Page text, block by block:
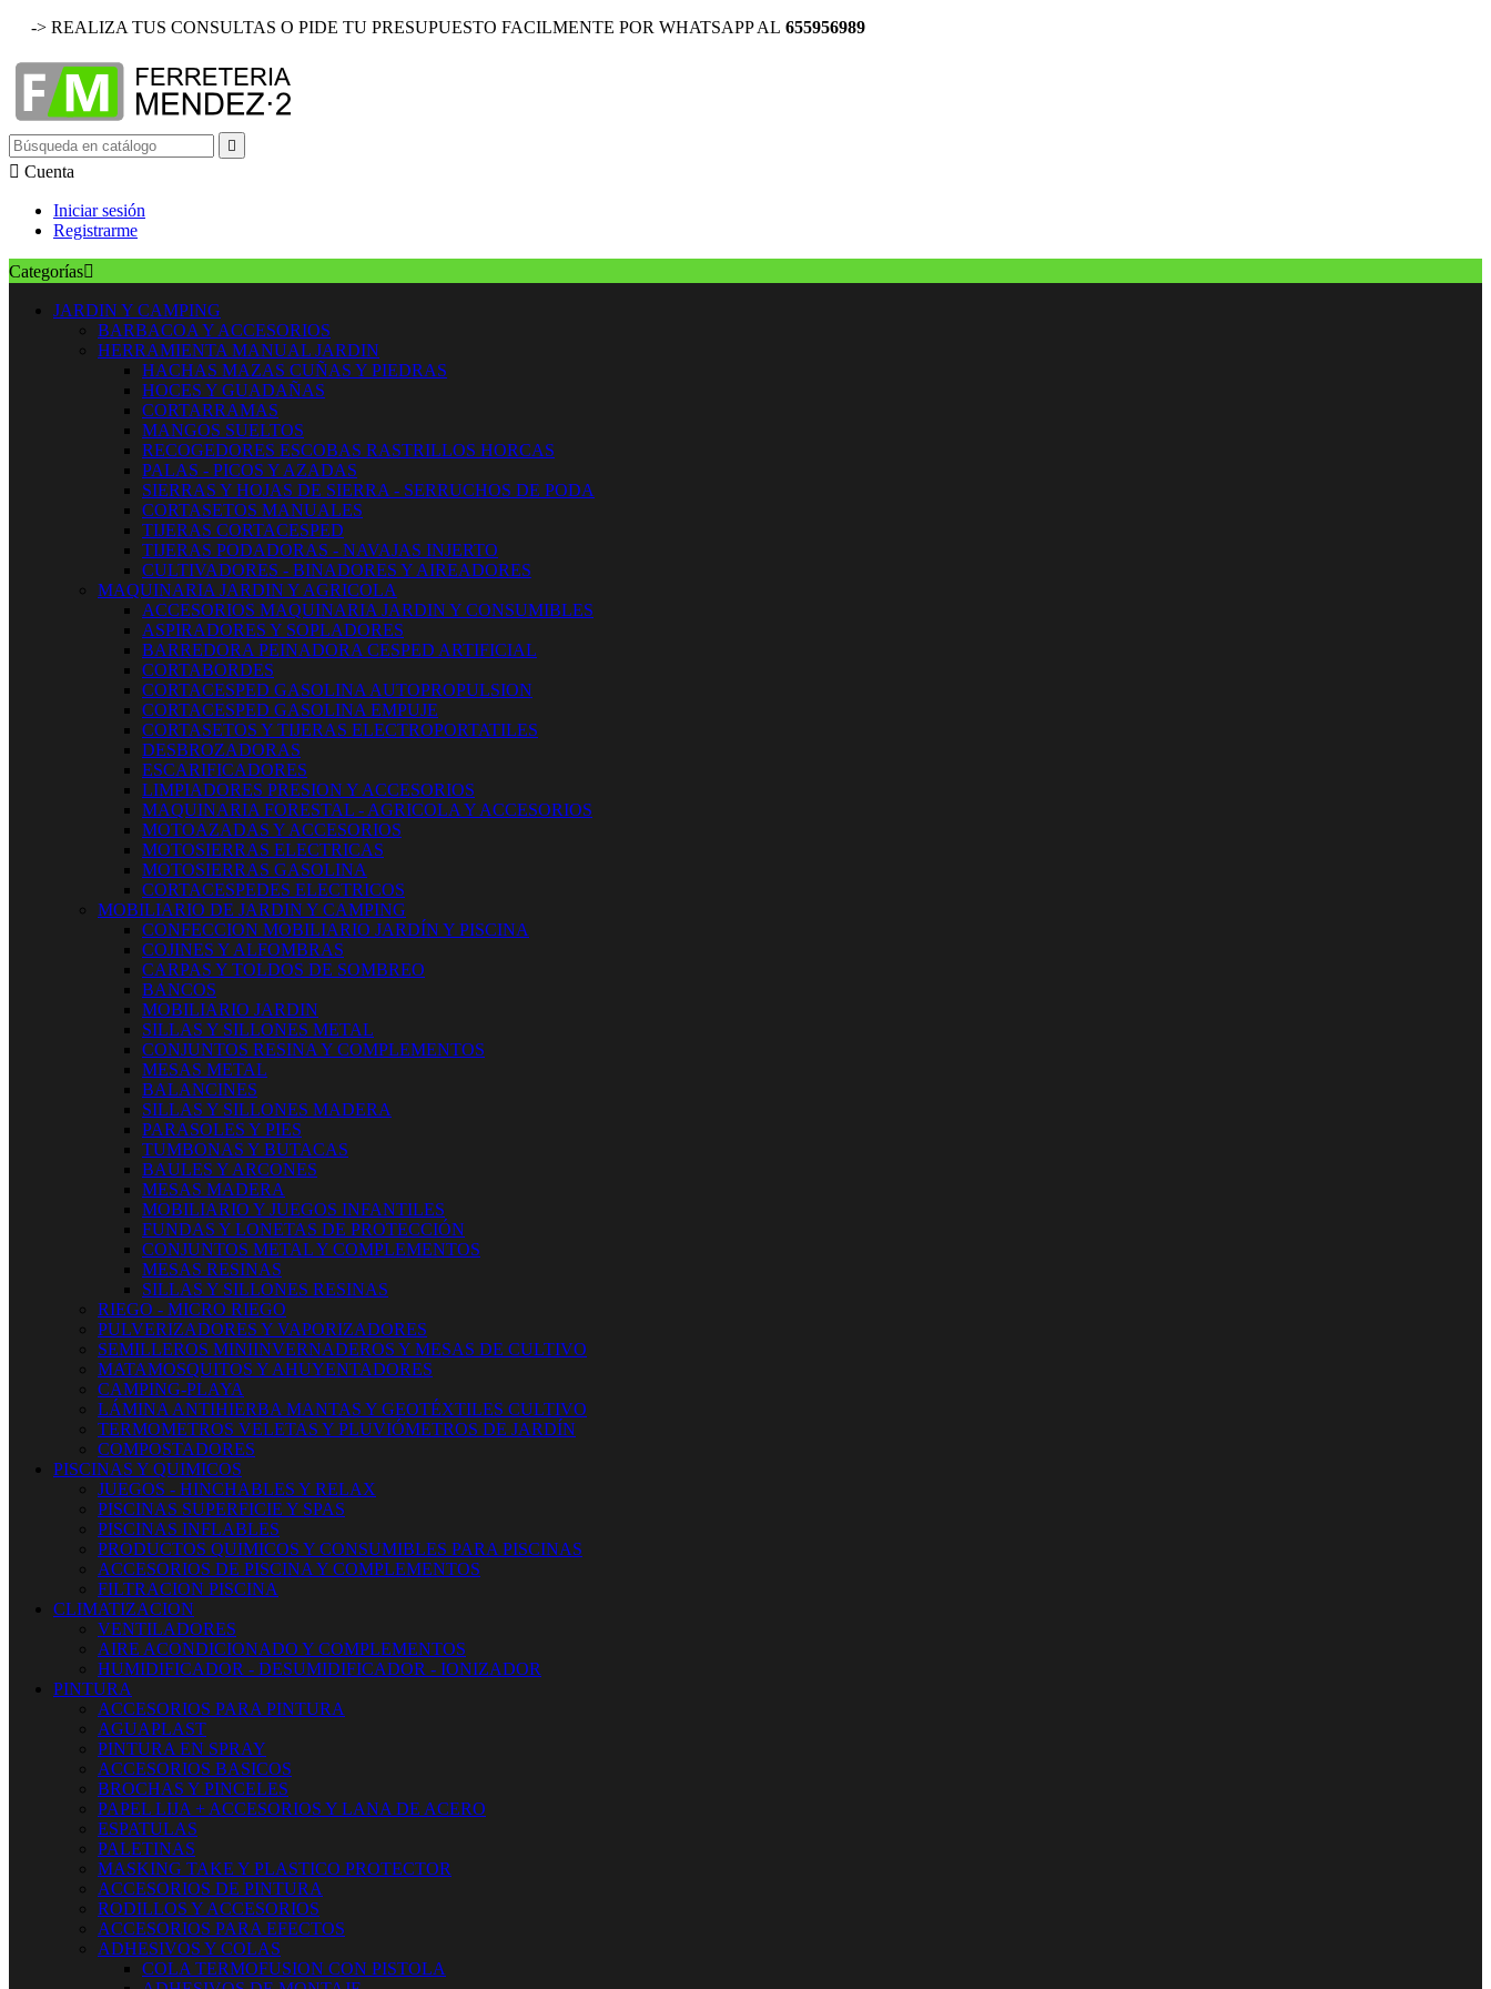
-> REALIZA TUS CONSULTAS O PIDE TU PRESUPUESTO FACILMENTE POR WHATSAPP AL 655956989

 Cuenta
Iniciar sesión
Registrarme
Categorías
JARDIN Y CAMPING
BARBACOA Y ACCESORIOS
HERRAMIENTA MANUAL JARDIN
HACHAS MAZAS CUÑAS Y PIEDRAS
HOCES Y GUADAÑAS
CORTARRAMAS
MANGOS SUELTOS
RECOGEDORES ESCOBAS RASTRILLOS HORCAS
PALAS - PICOS Y AZADAS
SIERRAS Y HOJAS DE SIERRA - SERRUCHOS DE PODA
CORTASETOS MANUALES
TIJERAS CORTACESPED
TIJERAS PODADORAS - NAVAJAS INJERTO
CULTIVADORES - BINADORES Y AIREADORES
MAQUINARIA JARDIN Y AGRICOLA
ACCESORIOS MAQUINARIA JARDIN Y CONSUMIBLES
ASPIRADORES Y SOPLADORES
BARREDORA PEINADORA CESPED ARTIFICIAL
CORTABORDES
CORTACESPED GASOLINA AUTOPROPULSION
CORTACESPED GASOLINA EMPUJE
CORTASETOS Y TIJERAS ELECTROPORTATILES
DESBROZADORAS
ESCARIFICADORES
LIMPIADORES PRESION Y ACCESORIOS
MAQUINARIA FORESTAL - AGRICOLA Y ACCESORIOS
MOTOAZADAS Y ACCESORIOS
MOTOSIERRAS ELECTRICAS
MOTOSIERRAS GASOLINA
CORTACESPEDES ELECTRICOS
MOBILIARIO DE JARDIN Y CAMPING
CONFECCION MOBILIARIO JARDÍN Y PISCINA
COJINES Y ALFOMBRAS
CARPAS Y TOLDOS DE SOMBREO
BANCOS
MOBILIARIO JARDIN
SILLAS Y SILLONES METAL
CONJUNTOS RESINA Y COMPLEMENTOS
MESAS METAL
BALANCINES
SILLAS Y SILLONES MADERA
PARASOLES Y PIES
TUMBONAS Y BUTACAS
BAULES Y ARCONES
MESAS MADERA
MOBILIARIO Y JUEGOS INFANTILES
FUNDAS Y LONETAS DE PROTECCIÓN
CONJUNTOS METAL Y COMPLEMENTOS
MESAS RESINAS
SILLAS Y SILLONES RESINAS
RIEGO - MICRO RIEGO
PULVERIZADORES Y VAPORIZADORES
SEMILLEROS MINIINVERNADEROS Y MESAS DE CULTIVO
MATAMOSQUITOS Y AHUYENTADORES
CAMPING-PLAYA
LÁMINA ANTIHIERBA MANTAS Y GEOTÉXTILES CULTIVO
TERMOMETROS VELETAS Y PLUVIÓMETROS DE JARDÍN
COMPOSTADORES
PISCINAS Y QUIMICOS
JUEGOS - HINCHABLES Y RELAX
PISCINAS SUPERFICIE Y SPAS
PISCINAS INFLABLES
PRODUCTOS QUIMICOS Y CONSUMIBLES PARA PISCINAS
ACCESORIOS DE PISCINA Y COMPLEMENTOS
FILTRACION PISCINA
CLIMATIZACION
VENTILADORES
AIRE ACONDICIONADO Y COMPLEMENTOS
HUMIDIFICADOR - DESUMIDIFICADOR - IONIZADOR
PINTURA
ACCESORIOS PARA PINTURA
AGUAPLAST
PINTURA EN SPRAY
ACCESORIOS BASICOS
BROCHAS Y PINCELES
PAPEL LIJA + ACCESORIOS Y LANA DE ACERO
ESPATULAS
PALETINAS
MASKING TAKE Y PLASTICO PROTECTOR
ACCESORIOS DE PINTURA
RODILLOS Y ACCESORIOS
ACCESORIOS PARA EFECTOS
ADHESIVOS Y COLAS
COLA TERMOFUSION CON PISTOLA